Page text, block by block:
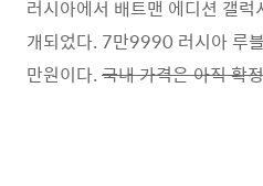
러시아에서 배트맨 에디션 갤
개되었다. 7만9990 러시아 루
만원이다. 국내 가격은 아직 확